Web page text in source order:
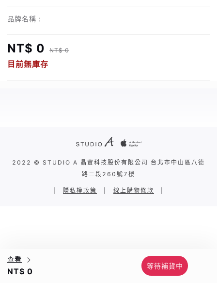
品牌名稱 :
NT$ 0 NT$ 0
目前無庫存
查看
NT$ 0
等待補貨中
2022 © STUDIO A 晶實科技股份有限公司 台北市中山區八德
路二段260號7樓
隱私權政策 線上購物條款